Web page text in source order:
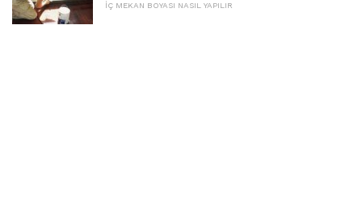
İÇ MEKAN BOYASI NASIL YAPILIR